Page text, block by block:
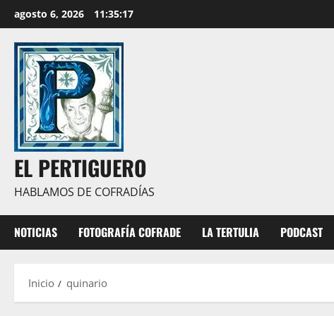
al
contenido
agosto 6, 2026 11:35:18
EL PERTIGUERO
HABLAMOS DE COFRADÍAS
NOTICIAS FOTOGRAFÍA COFRADE LA TERTULIA PODCAST
Inicio quinario